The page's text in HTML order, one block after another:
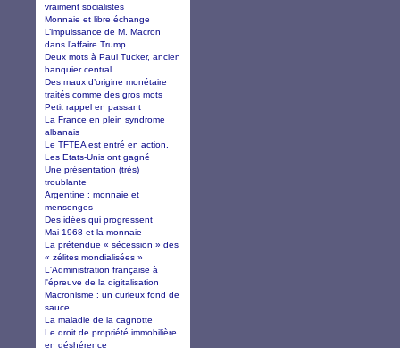
vraiment socialistes
Monnaie et libre échange
L’impuissance de M. Macron
dans l’affaire Trump
Deux mots à Paul Tucker, ancien
banquier central.
Des maux d’origine monétaire
traités comme des gros mots
Petit rappel en passant
La France en plein syndrome
albanais
Le TFTEA est entré en action.
Les Etats-Unis ont gagné
Une présentation (très)
troublante
Argentine : monnaie et
mensonges
Des idées qui progressent
Mai 1968 et la monnaie
La prétendue « sécession » des
« zélites mondialisées »
L'Administration française à
l'épreuve de la digitalisation
Macronisme : un curieux fond de
sauce
La maladie de la cagnotte
Le droit de propriété immobilière
en déshérence